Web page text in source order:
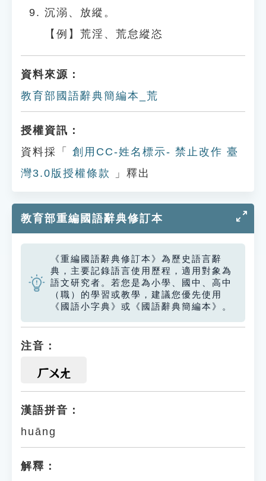
沉溺、放縱。
【例】荒淫、荒怠縱恣
資料來源：
教育部國語辭典簡編本_荒
授權資訊：
資料採「
創用CC-姓名標示- 禁止改作 臺
灣3.0版授權條款
」釋出
教育部重編國語辭典修訂本
《重編國語辭典修訂本》為歷史語言辭
典，主要記錄語言使用歷程，適用對象為
語文研究者。若您是為小學、國中、高中
（職）的學習或教學，建議您優先使用
《國語小字典》或《國語辭典簡編本》。
注音：
ㄏㄨㄤ
漢語拼音：
huāng
解釋：